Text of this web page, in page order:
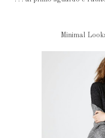
Minimal